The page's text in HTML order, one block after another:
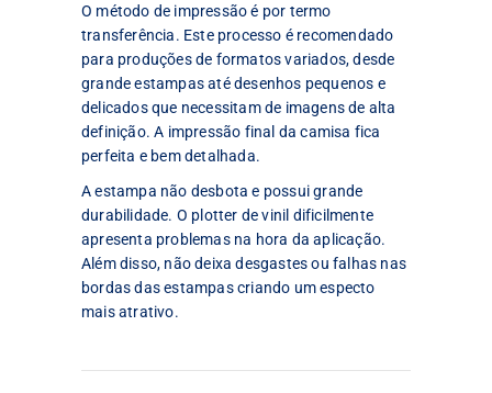
O método de impressão é por termo
transferência. Este processo é recomendado
para produções de formatos variados, desde
grande estampas até desenhos pequenos e
delicados que necessitam de imagens de alta
definição. A impressão final da camisa fica
perfeita e bem detalhada.
A estampa não desbota e possui grande
durabilidade. O plotter de vinil dificilmente
apresenta problemas na hora da aplicação.
Além disso, não deixa desgastes ou falhas nas
bordas das estampas criando um especto
mais atrativo.